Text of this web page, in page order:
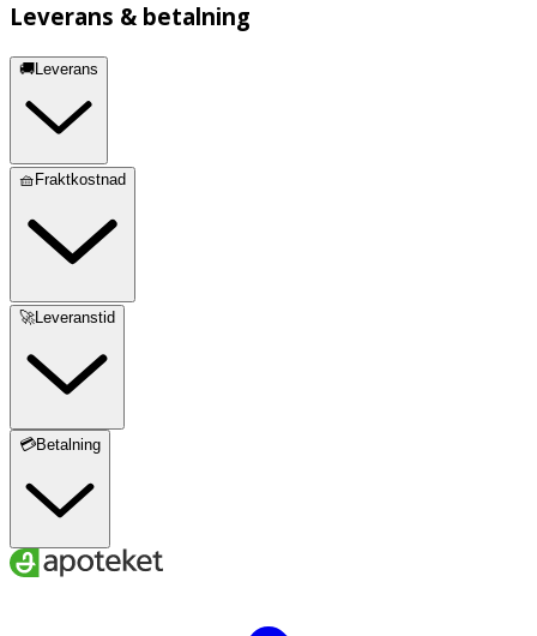
Leverans & betalning
🚚Leverans
🧺Fraktkostnad
🚀Leveranstid
💳Betalning